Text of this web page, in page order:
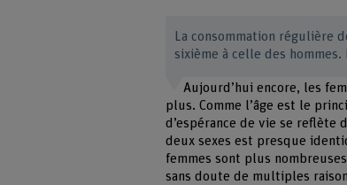
La consommation régulière
sixième à celle des
Aujourd’hui encore, les
plus. Comme l’âge est le
d’espérance de vie se reflète
deux sexes est presque
femmes sont plus
sans doute de multiples